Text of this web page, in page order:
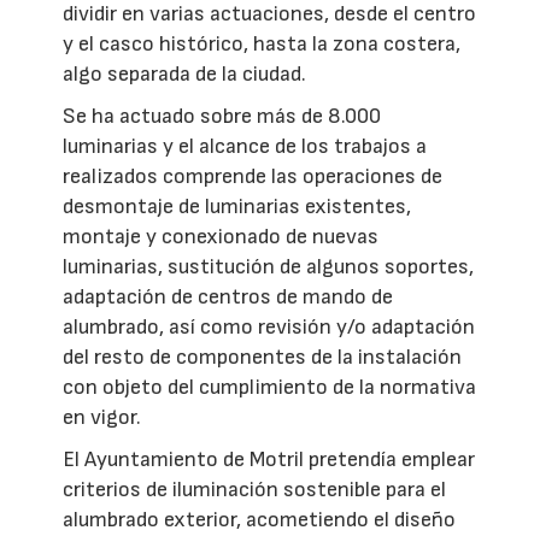
dividir en varias actuaciones, desde el centro
y el casco histórico, hasta la zona costera,
algo separada de la ciudad.
Se ha actuado sobre más de 8.000
luminarias y el alcance de los trabajos a
realizados comprende las operaciones de
desmontaje de luminarias existentes,
montaje y conexionado de nuevas
luminarias, sustitución de algunos soportes,
adaptación de centros de mando de
alumbrado, así como revisión y/o adaptación
del resto de componentes de la instalación
con objeto del cumplimiento de la normativa
en vigor.
El Ayuntamiento de Motril pretendía emplear
criterios de iluminación sostenible para el
alumbrado exterior, acometiendo el diseño